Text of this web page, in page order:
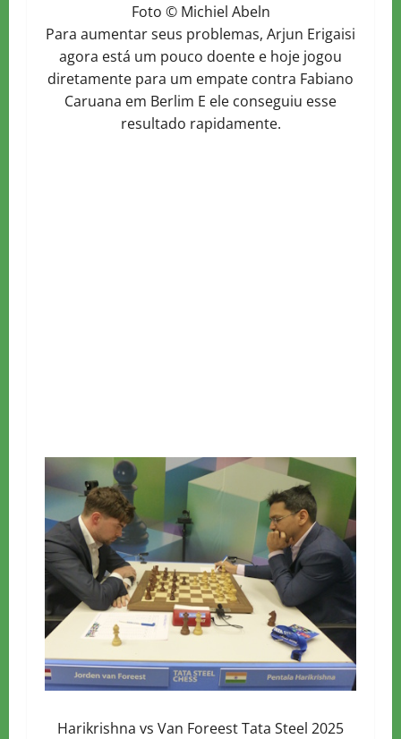
Foto © Michiel Abeln
Para aumentar seus problemas, Arjun Erigaisi
agora está um pouco doente e hoje jogou
diretamente para um empate contra Fabiano
Caruana em Berlim E ele conseguiu esse
resultado rapidamente.
Harikrishna vs Van Foreest Tata Steel 2025